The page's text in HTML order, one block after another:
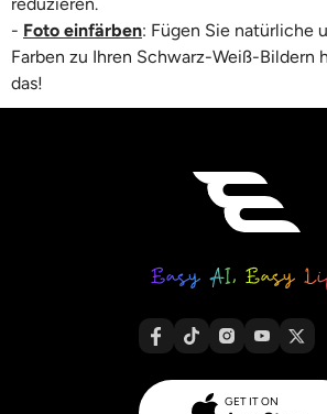
reduzieren.
- Foto einfärben: Fügen Sie natürliche
Farben zu Ihren Schwarz-Weiß-Bildern
das!
GET IT ON